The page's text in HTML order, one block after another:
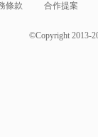
條款 合作提案
©Copyright 2013-